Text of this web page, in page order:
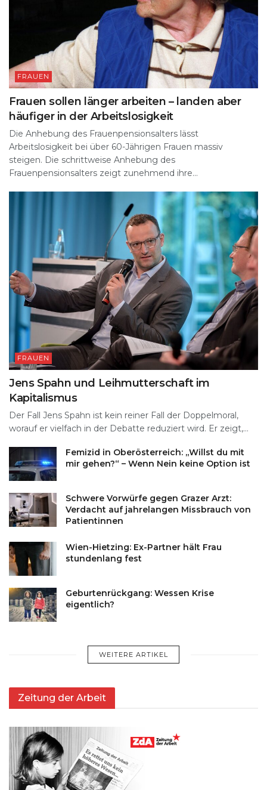
FRAUEN
Frauen sollen länger arbeiten – landen aber
häufiger in der Arbeitslosigkeit
Die Anhebung des Frauenpensionsalters lässt
Arbeitslosigkeit bei über 60-Jährigen Frauen massiv
steigen. Die schrittweise Anhebung des
Frauenpensionsalters zeigt zunehmend ihre...
FRAUEN
Jens Spahn und Leihmutterschaft im
Kapitalismus
Der Fall Jens Spahn ist kein reiner Fall der Doppelmoral,
worauf er vielfach in der Debatte reduziert wird. Er zeigt,...
Femizid in Oberösterreich: „Willst du mit
mir gehen?“ – Wenn Nein keine Option ist
Schwere Vorwürfe gegen Grazer Arzt:
Verdacht auf jahrelangen Missbrauch von
Patientinnen
Wien-Hietzing: Ex-Partner hält Frau
stundenlang fest
Geburtenrückgang: Wessen Krise
eigentlich?
WEITERE ARTIKEL
Zeitung der Arbeit